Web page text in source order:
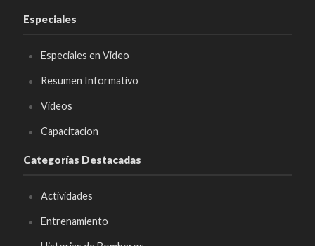
Especiales
Especiales en Video
Resumen Informativo
Videos
Capacitacion
Categorías Destacadas
Actividades
Entrenamiento